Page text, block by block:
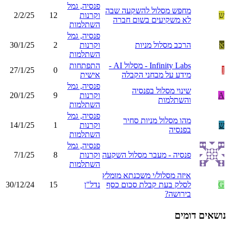
ש
מחפש מסלול להשקעה שבה
לא משקיעים בשום חברה
פנסיה, גמל
וקרנות
השתלמות
12
2/2/25
א הרכב מסלול מניות
פנסיה, גמל
וקרנות
השתלמות
2
30/1/25
I
Infinity Labs - מסלול AI -
מידע על מבחני הקבלה
התפתחות
אישית
0
27/1/25
A
שינוי מסלול בפנסיה
והשתלמות
פנסיה, גמל
וקרנות
השתלמות
9
20/1/25
ש
מהו מסלול מניות סחיר
בפנסיה
פנסיה, גמל
וקרנות
השתלמות
1
14/1/25
פנסיה - מעבר מסלול השקעה
פנסיה, גמל
וקרנות
השתלמות
8
7/1/25
G
איזה מסלול/י משכנתא מומלץ
לסלק בעת קבלת סכום כסף
בירושה?
נדל"ן 15
30/12/24
נושאים דומים